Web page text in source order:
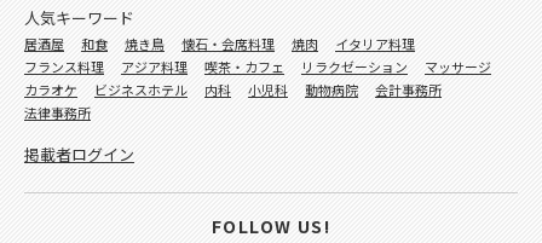
人気キーワード
居酒屋 和食 焼き鳥 懐石・会席料理 焼肉
イタリア料理
フランス料理
アジア料理 喫茶・カフェ リラクゼーション
マッサージ
カラオケ
ビジネスホテル 内科 小児科 動物病院
会計事務所
法律事務所
掲載者ログイン
FOLLOW US!